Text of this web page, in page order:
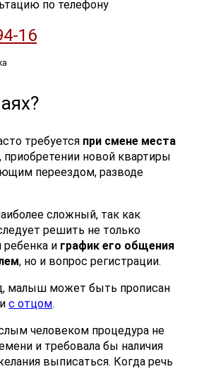
по телефону
16
требуется при смене места
приобретении новой квартиры
переездом, разводе
сложный, так как
решить не только
и график его общения
, но и вопрос регистрации.
малыш может быть прописан
ис отцом.
человеком процедура не
и требовала бы наличия
выписаться. Когда речь